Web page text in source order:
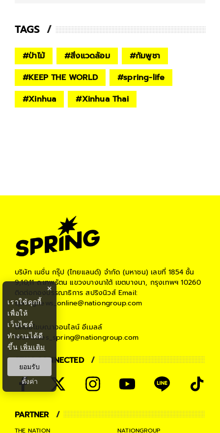
TAGS
#ป่าไม้ #สิ่งแวดล้อม #กัมพูชา
#KEEP THE WORLD #spring-life
#Xinhua #Xinhua Thai
บริษัท เนชั่น กรุ๊ป (ไทยแลนด์) จำกัด (มหาชน) เลขที่ 1854 ชั้น
9,10,11 ถ.เทพรัตน แขวงบางนาใต้ เขตบางนา, กรุงเทพฯ 10260
ติดต่อกองบรรณาธิการ สปริงนิวส์Email:
springnews_online@nationgroup.com
ติดต่อโฆษณาออนไลน์ อีเมลล์
teamsales_spring@nationgroup.com
STAY CONNECTED
PARTNER
THE NATION NATIONGROUP
×
เราใช้คุกกี้
เพื่อให้
เว็บไซต์
ทำงานได้ดี
ขึ้น เพิ่มเติม
ยอมรับ
ตั้งค่า